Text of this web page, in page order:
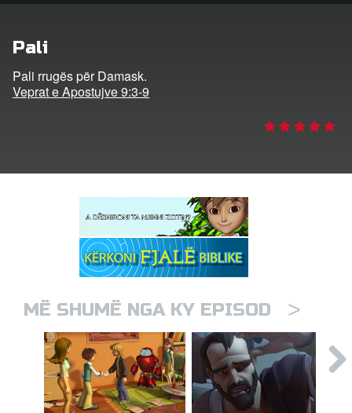
Pali
Pali rrugës për Damask.
Veprat e Apostujve 9:3-9
MË SHUMË NGA KY EPISOD >